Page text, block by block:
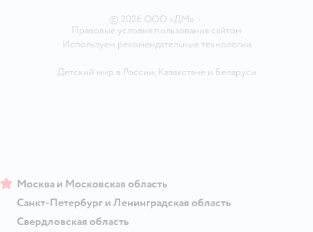
© 2026 ООО «ДМ» •
Правовые условия пользования сайтом
Используем рекомендательные технологии
Детский мир в России, Казахстанеи Беларуси
Москва и Московская область
Санкт-Петербург и Ленинградская область
Свердловская область